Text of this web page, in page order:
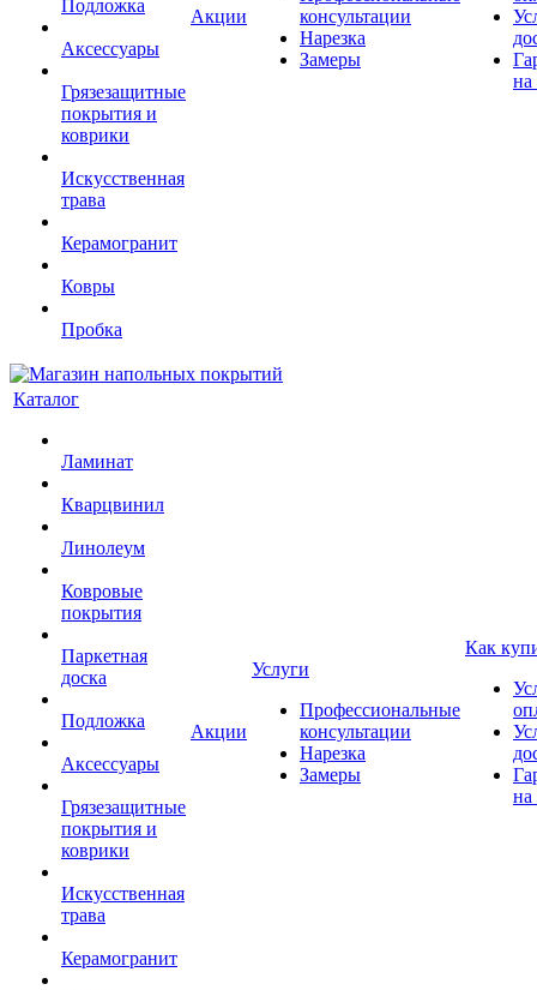
Подложка
Аксессуары
Грязезащитные
покрытия и
коврики
Искусственная
трава
Керамогранит
Ковры
Пробка
Акции
консультации
Нарезка
Замеры
на
Каталог
Ламинат
Кварцвинил
Линолеум
Ковровые
покрытия
Паркетная
доска
Подложка
Аксессуары
Грязезащитные
покрытия и
коврики
Искусственная
трава
Керамогранит
Акции
Услуги
Профессиональные
консультации
Нарезка
Замеры
Как
на